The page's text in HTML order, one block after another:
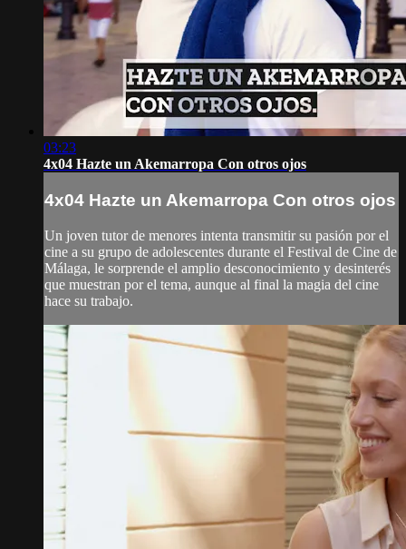
03:23
4x04 Hazte un Akemarropa Con otros ojos
4x04 Hazte un Akemarropa Con otros ojos
Un joven tutor de menores intenta transmitir su pasión por el
cine a su grupo de adolescentes durante el Festival de Cine de
Málaga, le sorprende el amplio desconocimiento y desinterés
que muestran por el tema, aunque al final la magia del cine
hace su trabajo.